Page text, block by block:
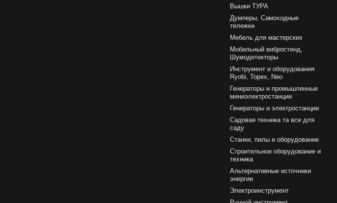
Вышки ТУРА
Думперы, Самоходные
тележки
Мебель для мастерских
Мобильный вибростенд,
Шумодетекторы
Инструмент и оборудования
Ryobi, Topex, Neo
Генераторы и промышленные
миниэлектростанции
Генераторы и электростанции
Садовая техника та все для
саду
Станки, пилы и оборудование
Строительное оборудование и
техника
Альтернативные источники
энергии
Электроинструмент